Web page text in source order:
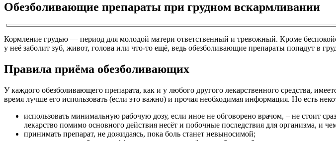
Обезболивающие препараты при грудном вскармливании
Кормление грудью — период для молодой матери ответственный и тревожный. Кроме
у неё заболит зуб, живот, голова или что-то ещё, ведь обезболивающие препараты попадут в
Правила приёма обезболивающих
У каждого обезболивающего препарата, как и у любого другого лекарственного средства,
время лучше его использовать (если это важно) и прочая необходимая информация. Но есть
использовать минимальную рабочую дозу, если иное не обговорено врачом, – не стоит
лекарство помимо основного действия несёт и побочные последствия для организма, и
принимать препарат, не дожидаясь, пока боль станет невыносимой;